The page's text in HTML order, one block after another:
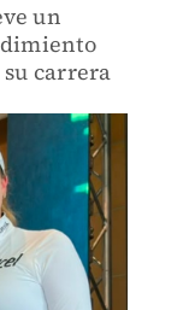
un
carrera